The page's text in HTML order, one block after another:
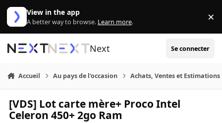
Aller au contenu
View in the app
A better way to browse. Learn more. ×
Next Se connecter
Accueil Au pays de l'occasion Achats, Ventes et Estimations
[VDS] Lot carte mère+ Proco Intel
Celeron 450+ 2go Ram